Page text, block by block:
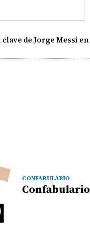
de Jorge Messi en
CONFABULARIO
Confabulario